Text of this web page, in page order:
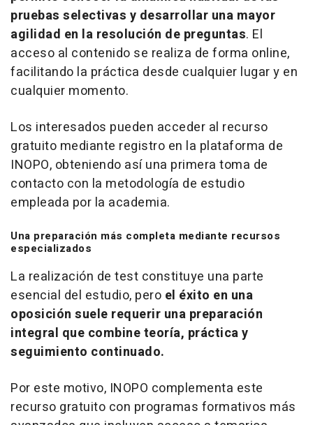
pruebas selectivas y desarrollar una mayor
agilidad en la resolución de preguntas. El
acceso al contenido se realiza de forma online,
facilitando la práctica desde cualquier lugar y en
cualquier momento.
Los interesados pueden acceder al recurso
gratuito mediante registro en la plataforma de
INOPO, obteniendo así una primera toma de
contacto con la metodología de estudio
empleada por la academia.
Una preparación más completa mediante recursos
especializados
La realización de test constituye una parte
esencial del estudio, pero el éxito en una
oposición suele requerir una preparación
integral que combine teoría, práctica y
seguimiento continuado.
Por este motivo, INOPO complementa este
recurso gratuito con programas formativos más